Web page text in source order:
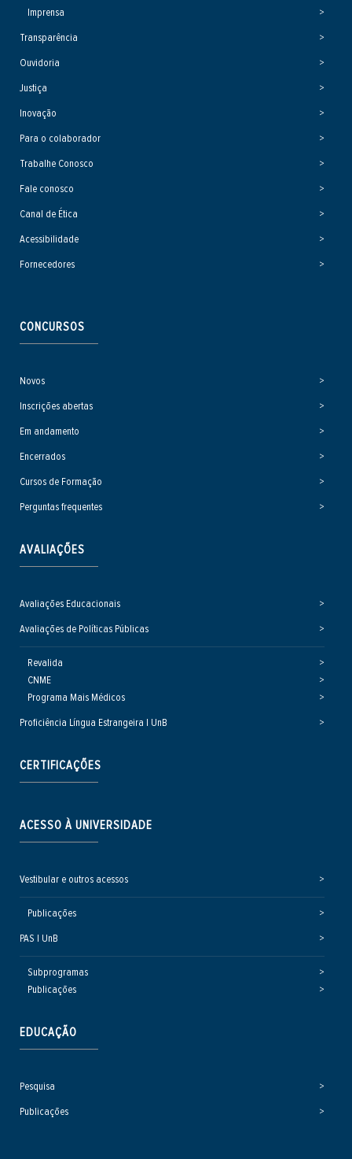
Imprensa
Transparência
Ouvidoria
Justiça
Inovação
Para o colaborador
Trabalhe Conosco
Fale conosco
Canal de Ética
Acessibilidade
Fornecedores
CONCURSOS
Novos
Inscrições abertas
Em andamento
Encerrados
Cursos de Formação
Perguntas frequentes
AVALIAÇÕES
Avaliações Educacionais
Avaliações de Políticas Públicas
Revalida
CNME
Programa Mais Médicos
Proficiência Língua Estrangeira | UnB
CERTIFICAÇÕES
ACESSO À UNIVERSIDADE
Vestibular e outros acessos
Publicações
PAS | UnB
Subprogramas
Publicações
EDUCAÇÃO
Pesquisa
Publicações